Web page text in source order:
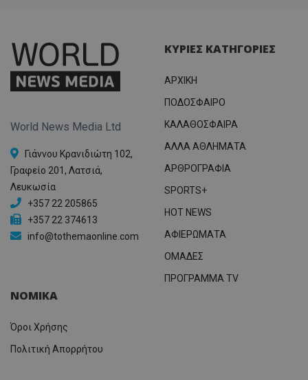
World News Media Ltd
Γιάννου Κρανιδιώτη 102,
Γραφείο 201, Λατσιά,
Λευκωσία
+357 22 205865
+357 22 374613
info@tothemaonline.com
ΚΥΡΙΕΣ ΚΑΤΗΓΟΡΙΕΣ
ΑΡΧΙΚΗ
ΠΟΔΟΣΦΑΙΡΟ
ΚΑΛΑΘΟΣΦΑΙΡΑ
ΑΛΛΑ ΑΘΛΗΜΑΤΑ
ΑΡΘΡΟΓΡΑΦΙΑ
SPORTS+
HOT NEWS
ΑΦΙΕΡΩΜΑΤΑ
ΟΜΑΔΕΣ
ΠΡΟΓΡΑΜΜΑ TV
ΝΟΜΙΚΑ
Όροι Χρήσης
Πολιτική Απορρήτου